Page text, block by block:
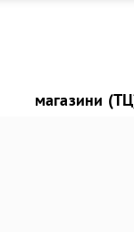
магазини